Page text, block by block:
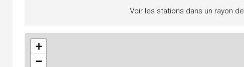
Voir les stations dans un rayon de
+
−